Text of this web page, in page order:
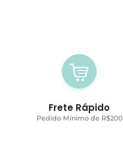
Frete Rápido
Pedido Mínimo de R$200